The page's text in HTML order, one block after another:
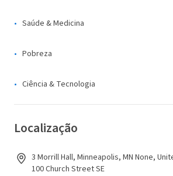
Saúde & Medicina
Pobreza
Ciência & Tecnologia
Localização
3 Morrill Hall, Minneapolis, MN None,
100 Church Street SE